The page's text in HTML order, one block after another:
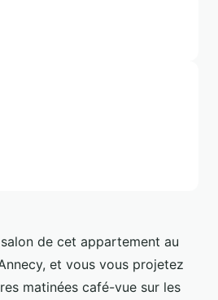
de cet appartement au
et vous vous projetez
matinées café-vue sur les